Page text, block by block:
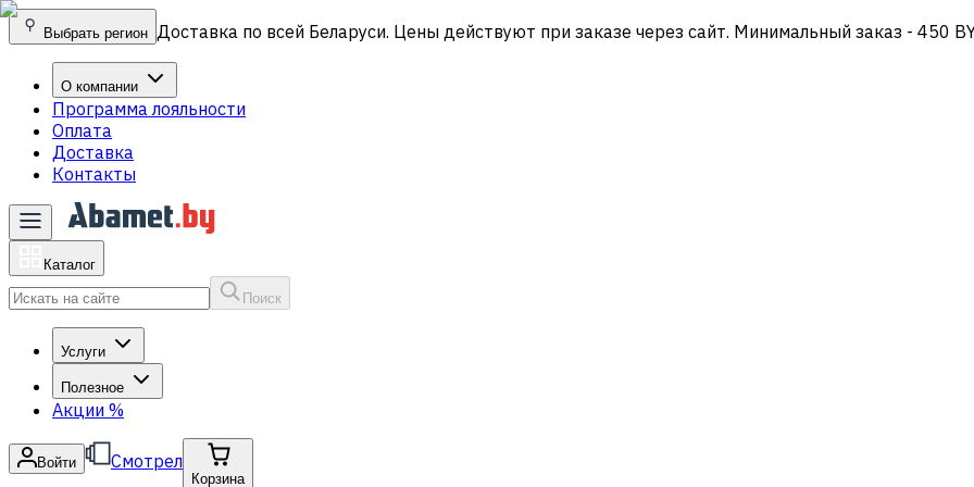
Выбрать регион Доставка по всей Беларуси. Цены действуют при заказе через сайт. Минимальный заказ - 450
О компании
Программа лояльности
Оплата
Доставка
Контакты
Каталог
Поиск
Услуги
Полезное
Акции %
Войти Смотрел
Корзина